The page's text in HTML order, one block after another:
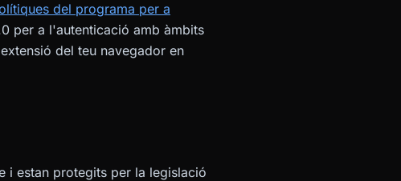
del programa per a
per a l'autenticació amb àmbits
del teu navegador en
i estan protegits per la legislació